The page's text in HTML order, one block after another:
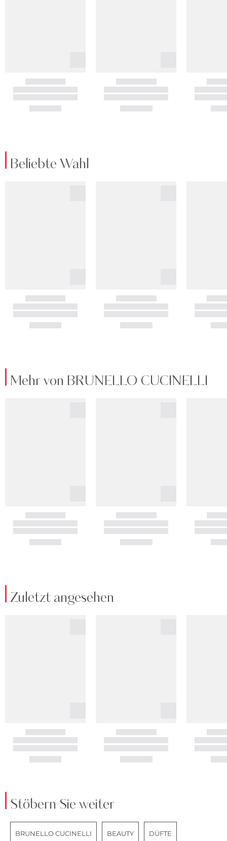
Beliebte Wahl
Mehr von BRUNELLO CUCINELLI
Zuletzt angesehen
Stöbern Sie weiter
BRUNELLO CUCINELLI BEAUTY DÜFTE